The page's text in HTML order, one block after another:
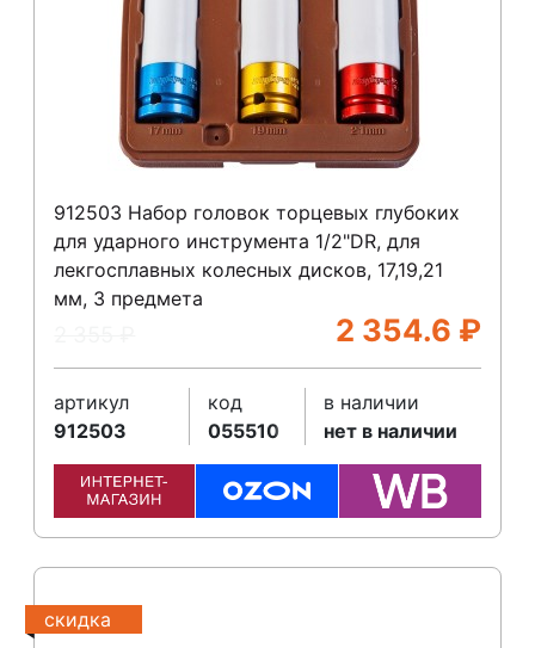
912503 Набор головок торцевых глубоких
для ударного инструмента 1/2"DR, для
лекгосплавных колесных дисков, 17,19,21
мм, 3 предмета
2 354.6 ₽
артикул
912503
код
055510
в наличии
нет в наличии
скидка